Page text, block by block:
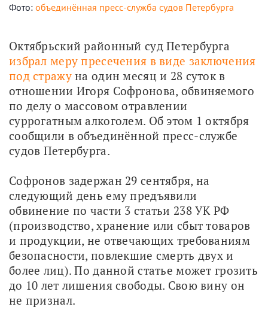
Фото: объединённая пресс-служба судов Петербурга
избрал меру пресечения в виде заключения
под стражу на один месяц и 28 суток в
отношении Игоря Софронова, обвиняемого
по делу о массовом отравлении
суррогатным алкоголем. Об этом 1 октября
сообщили в объединённой пресс-службе
судов Петербурга.
Софронов задержан 29 сентября, на
следующий день ему предъявили
обвинение по части 3 статьи 238 УК РФ
(производство, хранение или сбыт товаров
и продукции, не отвечающих требованиям
безопасности, повлекшие смерть двух и
более лиц). По данной статье может грозить
до 10 лет лишения свободы. Свою вину он
не признал.